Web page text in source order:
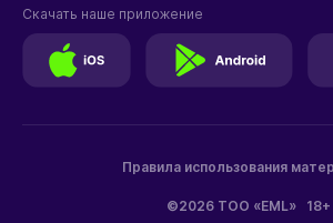
©2026 ТОО «EML» 18+
Правила использования
Скачать наше приложение